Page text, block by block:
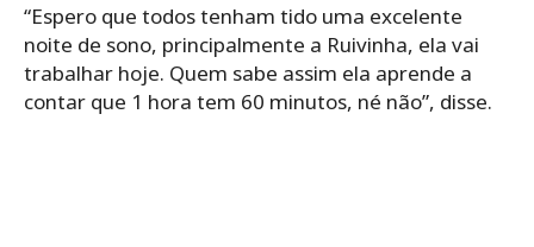
“Espero que todos tenham tido uma excelente
noite de sono, principalmente a Ruivinha, ela vai
trabalhar hoje. Quem sabe assim ela aprende a
contar que 1 hora tem 60 minutos, né não”, disse.